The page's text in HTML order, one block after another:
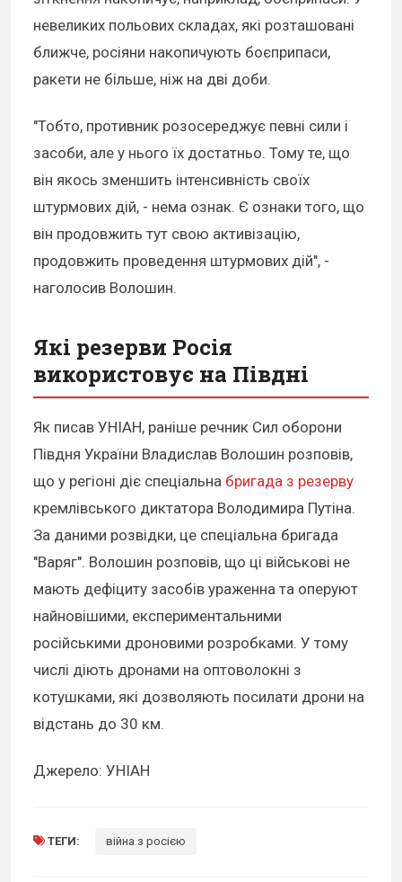
невеликих польових складах, які розташовані
ближче, росіяни накопичують боєприпаси,
ракети не більше, ніж на дві доби.
"Тобто, противник розосереджує певні сили і
засоби, але у нього їх достатньо. Тому те, що
він якось зменшить інтенсивність своїх
штурмових дій, - нема ознак. Є ознаки того, що
він продовжить тут свою активізацію,
продовжить проведення штурмових дій", -
наголосив Волошин.
Які резерви Росія
використовує на Півдні
Як писав УНІАН, раніше речник Сил оборони
Півдня України Владислав Волошин розповів,
що у регіоні діє спеціальна бригада з резерву
кремлівського диктатора Володимира Путіна.
За даними розвідки, це спеціальна бригада
"Варяг". Волошин розповів, що ці військові не
мають дефіциту засобів ураженна та оперуют
найновішими, експериментальними
російськими дроновими розробками. У тому
числі діють дронами на оптоволокні з
котушками, які дозволяють посилати дрони на
відстань до 30 км.
Джерело: УНІАН
ТЕГИ: війна з росією